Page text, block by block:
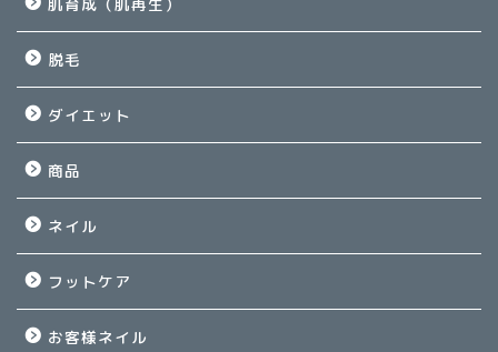
脱毛
ダイエット
商品
ネイル
フットケア
お客様ネイル